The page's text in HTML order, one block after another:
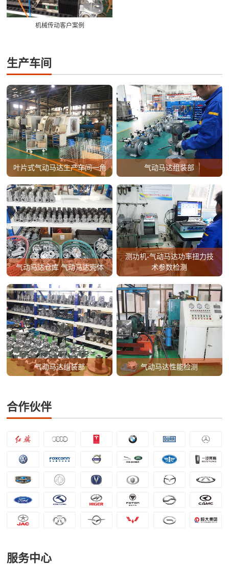
机械传动客户案例
生产车间
叶片式气动马达生产车间一角 气动马达组装部
气动马达仓库 气动马达壳体
测功机-气动马达功率扭力技
术参数检测
气动马达组装部 气动马达性能检测
合作伙伴
服务中心